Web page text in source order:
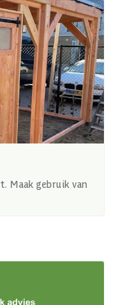
Maak gebruik van